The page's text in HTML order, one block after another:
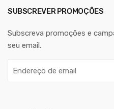
SUBSCREVER PROMOÇÕES
Subscreva promoções e
seu email.